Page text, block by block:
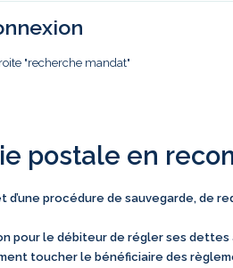
"recherche mandat"
postale en
d’une procédure de sauvegarde, de
pour le débiteur de régler ses dettes
toucher le bénéficiaire des